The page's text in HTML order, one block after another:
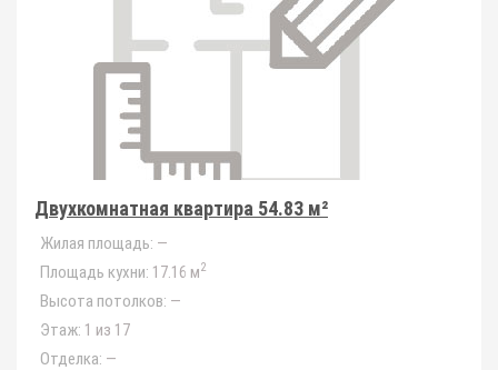
Двухкомнатная квартира 54.83 м²
Жилая площадь: —
Площадь кухни: 17.16 м2
Высота потолков: —
Этаж: 1 из 17
Отделка: —